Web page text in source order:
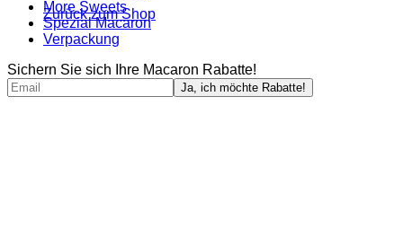
Zurück zum Shop
More Sweets
Spezial Macaron
Verpackung
Sichern Sie sich Ihre Macaron Rabatte!